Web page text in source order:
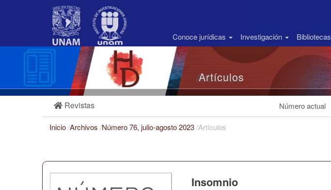
Barra
Conoce jurídicas Investigación Bibliotecas
Artículos
Revistas Número actual
Inicio/Archivos /Número 76, julio-agosto 2023/Artículos
Insomnio